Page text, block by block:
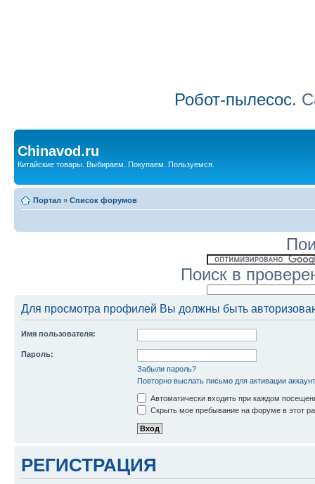
Робот-пылесос.
Chinavod.ru
Китайские товары. Выбираем. Покупаем. Пользуемся.
Портал » Список форумов
Поиск в
Для просмотра профилей Вы должны быть
Имя пользователя:
Пароль:
Забыли пароль?
Повторно выслать письмо для активации
Автоматически входить при каждом
Скрыть мое пребывание на форуме в этот
РЕГИСТРАЦИЯ